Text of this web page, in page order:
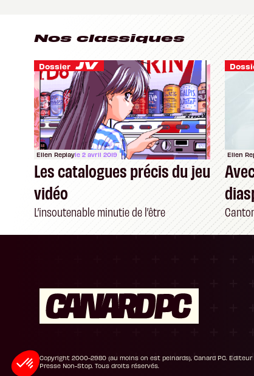
Nos classiques
Dossier
Ellen Replayle 2 avril 2019
Les catalogues précis du jeu
vidéo
L’insoutenable minutie de l’être
Ellen
Copyright 2000-2980 (au moins on est peinards), Canard PC. Editeur
Presse Non-Stop. Tous droits réservés.
Notre plateforme vous permet d'adapter